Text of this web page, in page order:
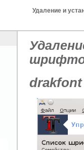
Удаление и
drakfont